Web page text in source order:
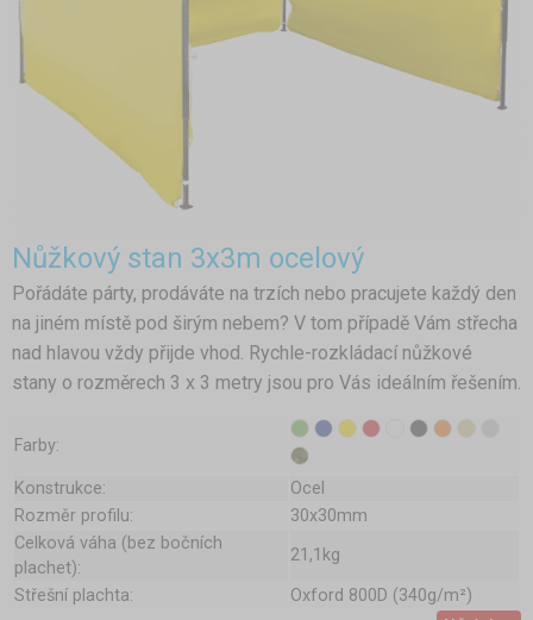
Nůžkový stan 3x3m ocelový
Pořádáte párty, prodáváte na trzích nebo pracujete každý den
na jiném místě pod širým nebem? V tom případě Vám střecha
nad hlavou vždy přijde vhod. Rychle-rozkládací nůžkové
stany o rozměrech 3 x 3 metry jsou pro Vás ideálním řešením.
Farby:
Konstrukce:
Ocel
Rozměr profilu:
30x30mm
Celková váha (bez bočních
plachet):
21,1kg
Střešní plachta:
Oxford 800D (340g/m²)